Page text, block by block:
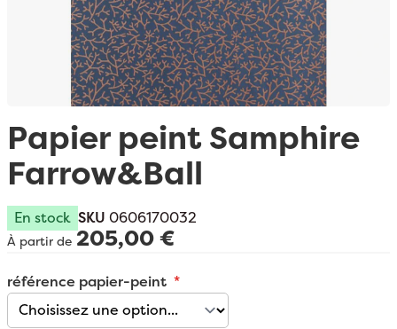
Papier peint Samphire
Farrow&Ball
En stock SKU 0606170032
À partir de 205,00 €
référence papier-peint